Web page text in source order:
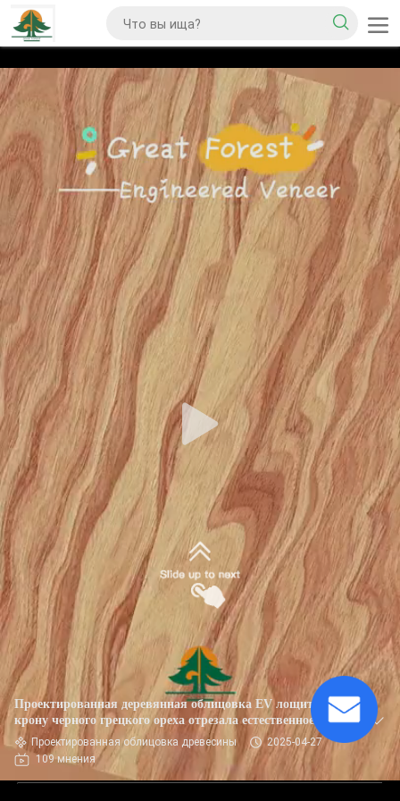
Проектированная деревянная облицовка EV лощит
крону черного грецкого ореха отрезала естественное
Проектированная облицовка древесины
2025-04-27
109 мнения